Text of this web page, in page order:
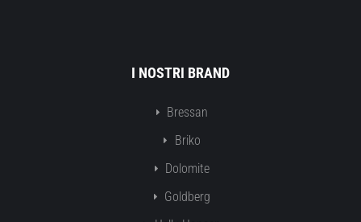
I NOSTRI BRAND
Bressan
Briko
Dolomite
Goldberg